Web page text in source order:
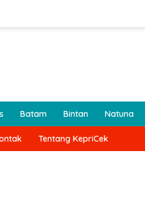
Batam Bintan Natuna
Tentang KepriCek